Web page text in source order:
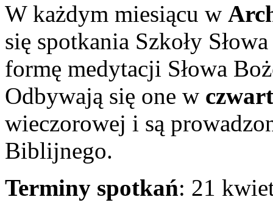
W każdym miesiącu w
się spotkania Szkoły
formę medytacji Słowa
Odbywają się one w
wieczorowej i są
Biblijnego.
Terminy spotkań: 21